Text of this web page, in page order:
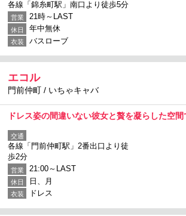
各線「錦糸町駅」南口より徒歩5分
営業 21時～LAST
休日 年中無休
衣装 バスローブ
エコル
門前仲町 / いちゃキャバ
ドレス姿の間違いない彼女と贅を凝らした空
交通
各線「門前仲町駅」2番出口より徒
歩2分
営業 21:00～LAST
休日 日、月
衣装 ドレス